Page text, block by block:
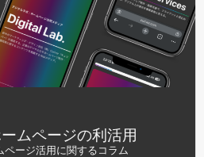
ムページの利活用
ージ活用に関するコラム